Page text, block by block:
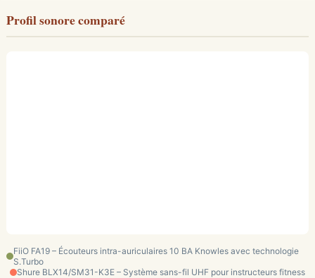
Profil sonore comparé
FiiO FA19 – Écouteurs intra-auriculaires 10 BA Knowles avec technologie
S.Turbo
Shure BLX14/SM31-K3E – Système sans-fil UHF pour instructeurs fitness